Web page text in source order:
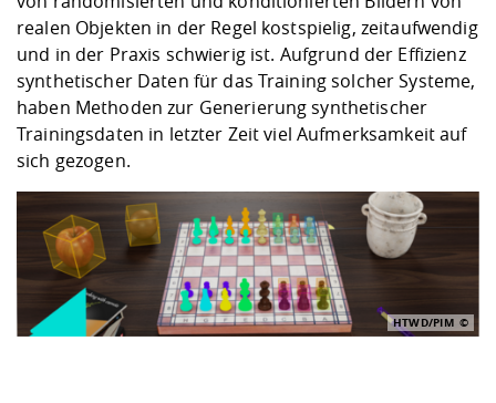
realen Objekten in der Regel kostspielig, zeitaufwendig
und in der Praxis schwierig ist. Aufgrund der Effizienz
synthetischer Daten für das Training solcher Systeme,
haben Methoden zur Generierung synthetischer
Trainingsdaten in letzter Zeit viel Aufmerksamkeit auf
sich gezogen.
HTWD/PIM